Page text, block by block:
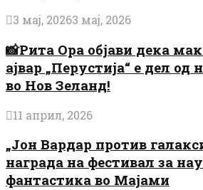
3 мај, 20263 мај, 2026
📸Рита Ора објави дека
ајвар „Перустија“ е дел од
во Нов Зеланд!
11 април, 2026
„Јон Вардар против
награда на фестивал за
фантастика во Мајами